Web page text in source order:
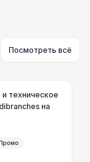
Посмотреть всё
техническое
на